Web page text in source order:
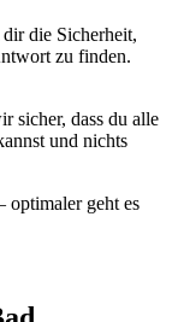
die Sicherheit,
zu finden.
sicher, dass du alle
und nichts
optimaler geht es